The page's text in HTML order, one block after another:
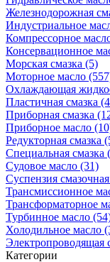
Железнодорожная
Индустриальное
Компрессорное
Консервационное
Морская смазка (5)
Моторное масло
Охлаждающая
Пластичная смазка
Приборная смазка
Приборное масло
Редукторная смазка
Специальная смазка
Судовое масло (31)
Суспензия
Трансмиссионное
Трансформаторное
Турбинное масло
Холодильное масло
Электропроводящая
Категории